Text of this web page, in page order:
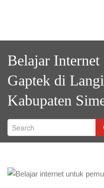
Belajar
Gaptek di
Kabupaten